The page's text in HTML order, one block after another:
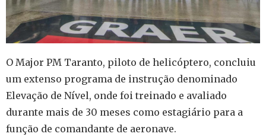
O Major PM Taranto, piloto de helicóptero, concluiu
um extenso programa de instrução denominado
Elevação de Nível, onde foi treinado e avaliado
durante mais de 30 meses como estagiário para a
função de comandante de aeronave.